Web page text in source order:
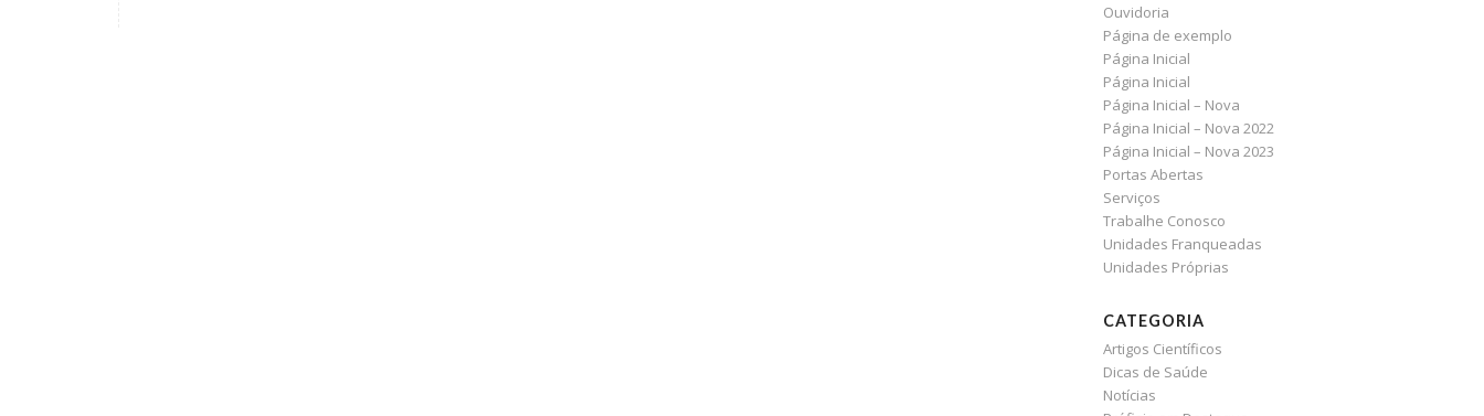
Ouvidoria
Página de exemplo
Página Inicial
Página Inicial
Página Inicial – Nova
Página Inicial – Nova 2022
Página Inicial – Nova 2023
Portas Abertas
Serviços
Trabalhe Conosco
Unidades Franqueadas
Unidades Próprias
CATEGORIA
Artigos Científicos
Dicas de Saúde
Notícias